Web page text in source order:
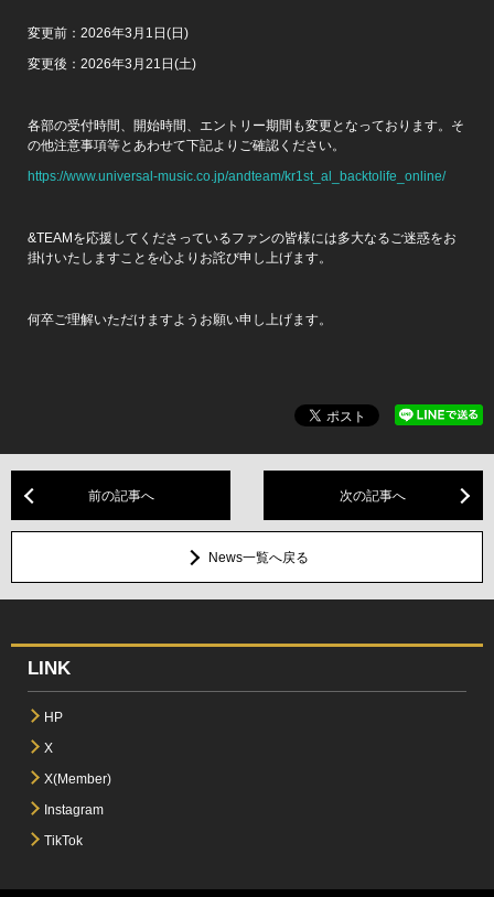
変更前：2026年3月1日(日)
変更後：2026年3月21日(土)
各部の受付時間、開始時間、エントリー期間も変更となっております。そ
の他注意事項等とあわせて下記よりご確認ください。
https://www.universal-music.co.jp/andteam/kr1st_al_backtolife_online/
&TEAMを応援してくださっているファンの皆様には多大なるご迷惑をお
掛けいたしますことを心よりお詫び申し上げます。
何卒ご理解いただけますようお願い申し上げます。
前の記事へ 次の記事へ
News一覧へ戻る
LINK
HP
X
X(Member)
Instagram
TikTok